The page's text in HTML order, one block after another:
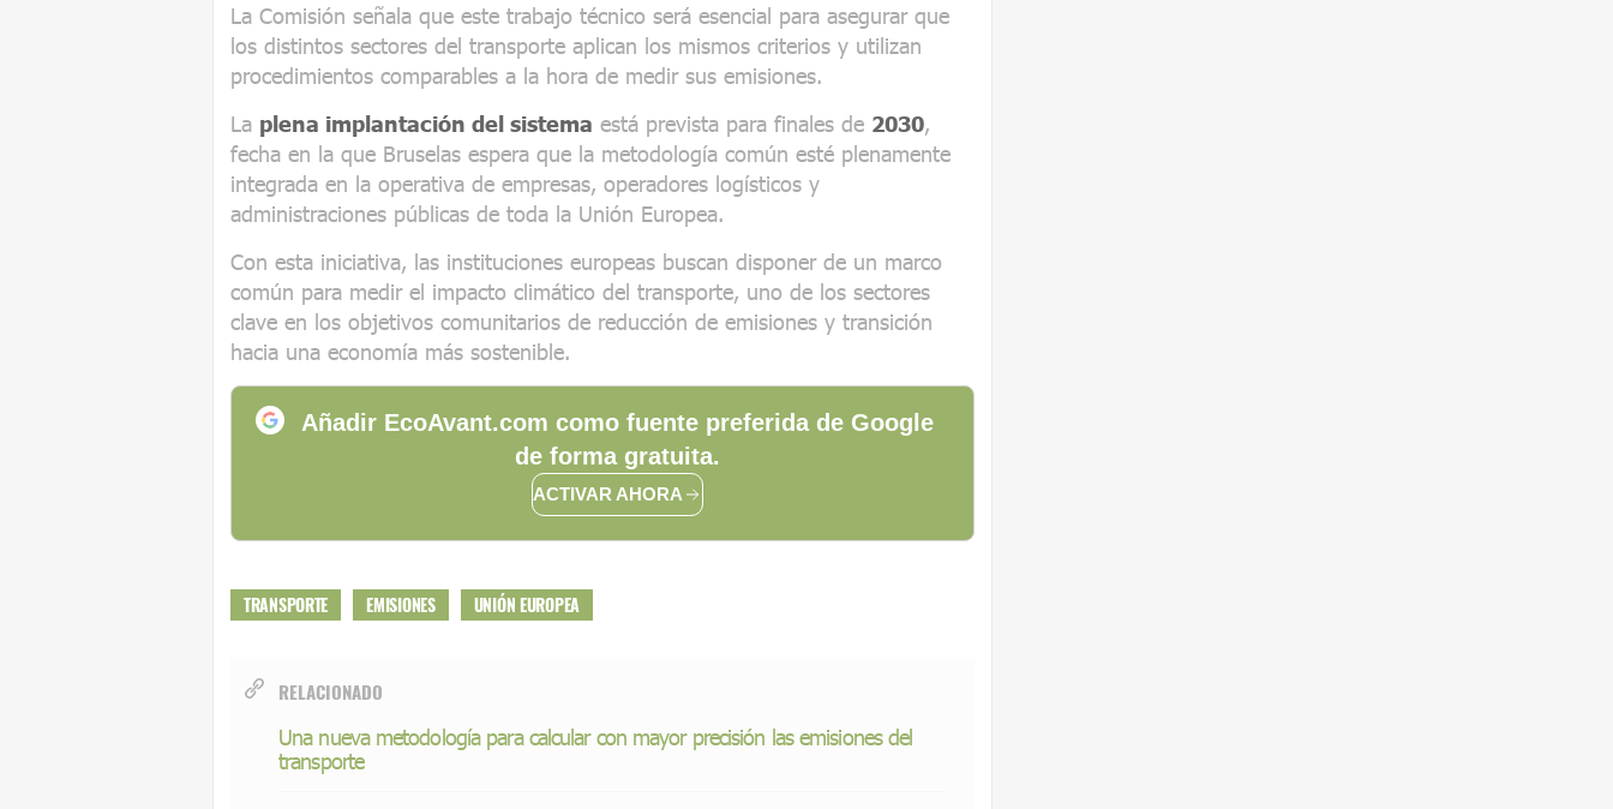
La Comisión señala que este trabajo técnico será esencial para asegurar que
los distintos sectores del transporte aplican los mismos criterios y utilizan
procedimientos comparables a la hora de medir sus emisiones.
La plena implantación del sistema está prevista para finales de 2030,
fecha en la que Bruselas espera que la metodología común esté plenamente
integrada en la operativa de empresas, operadores logísticos y
administraciones públicas de toda la Unión Europea.
Con esta iniciativa, las instituciones europeas buscan disponer de un marco
común para medir el impacto climático del transporte, uno de los sectores
clave en los objetivos comunitarios de reducción de emisiones y transición
hacia una economía más sostenible.
Añadir EcoAvant.com como fuente preferida de Google
de forma gratuita.
ACTIVAR AHORA
TRANSPORTE EMISIONES UNIÓN EUROPEA
RELACIONADO
Una nueva metodología para calcular con mayor precisión las emisiones del
transporte